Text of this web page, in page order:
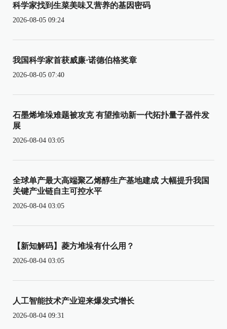
科学家找到生菜美味又营养的基因密码
2026-08-05 09:24
我国科学家首获威廉·诺德伯格奖章
2026-08-05 07:40
石墨烯堆垛难题被攻克 有望推动新一代拓扑量子器件发
展
2026-08-04 03:05
全球单产最大高端聚乙烯醇生产基地建成 大幅提升我国
关键产业链自主可控水平
2026-08-04 03:05
【新知解码】菱方堆垛有什么用？
2026-08-04 03:05
人工智能技术产业迎来爆发式增长
2026-08-04 09:31